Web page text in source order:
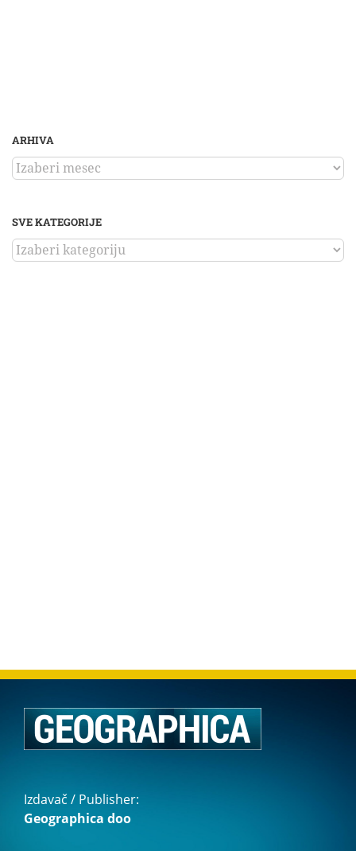
ARHIVA
ARHIVA
SVE KATEGORIJE
SVE
KATEGORIJE
Izdavač / Publisher:
Geographica doo